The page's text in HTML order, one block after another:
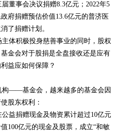
第08版
董事会决议捐赠8.3亿元；2022年5
府捐赠预估价值13.6亿元的普济医
了捐赠计划。
体积极投身慈善事业的同时，股权
金会对于股捐是全盘接收还是应有
益应如何保障？
——基金会，越来越多的基金会因
股东权利：
益捐赠现金及物资累计超过10亿元
100亿元的现金及股票，成立“和敏